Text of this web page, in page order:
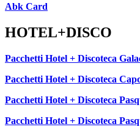
Abk Card
HOTEL+DISCO
Pacchetti Hotel + Discoteca
Pacchetti Hotel + Discoteca
Pacchetti Hotel + Discoteca
Pacchetti Hotel + Discoteca